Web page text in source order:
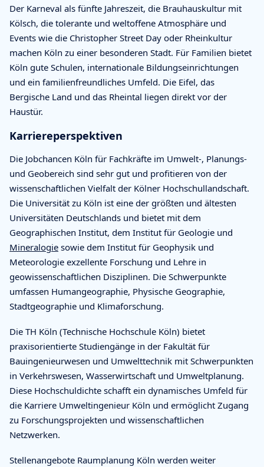
Der Karneval als fünfte Jahreszeit, die Brauhauskultur mit
Kölsch, die tolerante und weltoffene Atmosphäre und
Events wie die Christopher Street Day oder Rheinkultur
machen Köln zu einer besonderen Stadt. Für Familien bietet
Köln gute Schulen, internationale Bildungseinrichtungen
und ein familienfreundliches Umfeld. Die Eifel, das
Bergische Land und das Rheintal liegen direkt vor der
Haustür.
Karriereperspektiven
Die Jobchancen Köln für Fachkräfte im Umwelt-, Planungs-
und Geobereich sind sehr gut und profitieren von der
wissenschaftlichen Vielfalt der Kölner Hochschullandschaft.
Die Universität zu Köln ist eine der größten und ältesten
Universitäten Deutschlands und bietet mit dem
Geographischen Institut, dem Institut für Geologie und
Mineralogie sowie dem Institut für Geophysik und
Meteorologie exzellente Forschung und Lehre in
geowissenschaftlichen Disziplinen. Die Schwerpunkte
umfassen Humangeographie, Physische Geographie,
Stadtgeographie und Klimaforschung.
Die TH Köln (Technische Hochschule Köln) bietet
praxisorientierte Studiengänge in der Fakultät für
Bauingenieurwesen und Umwelttechnik mit Schwerpunkten
in Verkehrswesen, Wasserwirtschaft und Umweltplanung.
Diese Hochschuldichte schafft ein dynamisches Umfeld für
die Karriere Umweltingenieur Köln und ermöglicht Zugang
zu Forschungsprojekten und wissenschaftlichen
Netzwerken.
Stellenangebote Raumplanung Köln werden weiter